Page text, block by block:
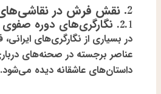
2. نقش فرش در نقاشی‌های ایرانی
2.1. نگارگری‌های دوره صفوی و قاجار
در بسیاری از نگارگری‌های
عناصر برجسته در صحنه‌های
داستان‌های عاشقانه دیده می‌شود.